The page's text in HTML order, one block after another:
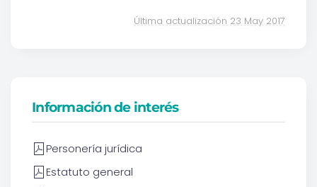
Última actualización 23 May 2017
Información de interés
Personería jurídica
Estatuto general